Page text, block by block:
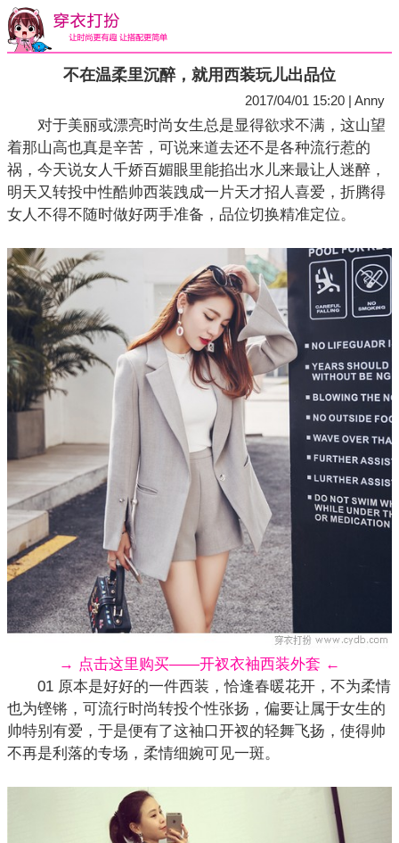
不在温柔里沉醉，就用西装玩儿出品位
2017/04/01 15:20 | Anny
对于美丽或漂亮时尚女生总是显得欲求不满，这山望
着那山高也真是辛苦，可说来道去还不是各种流行惹的
祸，今天说女人千娇百媚眼里能掐出水儿来最让人迷醉，
明天又转投中性酷帅西装跩成一片天才招人喜爱，折腾得
女人不得不随时做好两手准备，品位切换精准定位。
→ 点击这里购买——开衩衣袖西装外套 ←
01 原本是好好的一件西装，恰逢春暖花开，不为柔情
也为铿锵，可流行时尚转投个性张扬，偏要让属于女生的
帅特别有爱，于是便有了这袖口开衩的轻舞飞扬，使得帅
不再是利落的专场，柔情细婉可见一斑。